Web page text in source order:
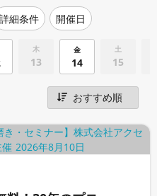
詳細条件 開催日
木
13
金
14
土
15